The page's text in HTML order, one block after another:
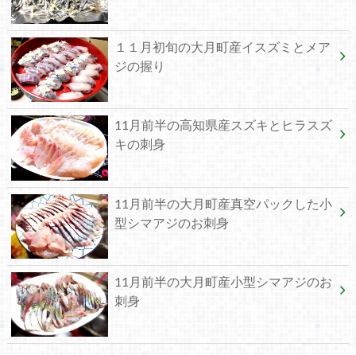
１１月初旬の大月町産イスズミとメア
ジの握り
11月前半の高知県産スズキとヒラスズ
キの刺身
11月前半の大月町産真空パックした小
型シマアジのお刺身
11月前半の大月町産小型シマアジのお
刺身